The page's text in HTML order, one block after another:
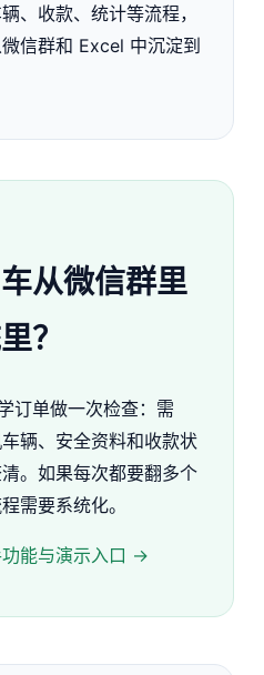
、收款、统计等流程，
信群和 Excel 中沉淀到
从微信群里
？
订单做一次检查：需
辆、安全资料和收款状
。如果每次都要翻多个
需要系统化。
能与演示入口 →